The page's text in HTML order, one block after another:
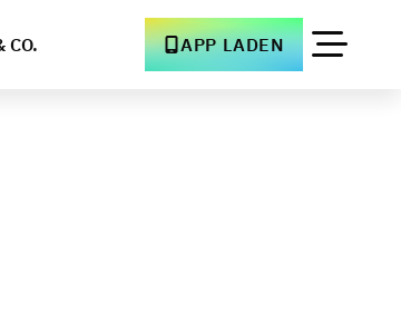
CO. APP LADEN